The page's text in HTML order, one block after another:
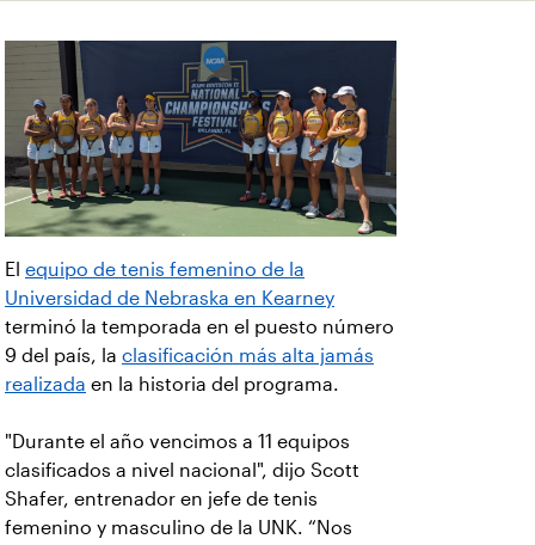
El equipo de tenis femenino de la
Universidad de Nebraska en Kearney
terminó la temporada en el puesto número
9 del país, la clasificación más alta jamás
realizada en la historia del programa.
"Durante el año vencimos a 11 equipos
clasificados a nivel nacional", dijo Scott
Shafer, entrenador en jefe de tenis
femenino y masculino de la UNK. “Nos